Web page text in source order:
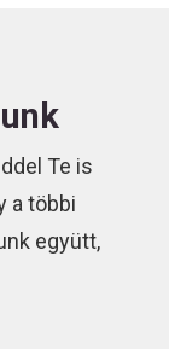
Te is
a többi
együtt,